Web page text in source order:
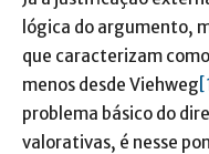
lógica do argumento,
que caracterizam
menos desde Viehweg
problema básico do
valorativas, é nesse